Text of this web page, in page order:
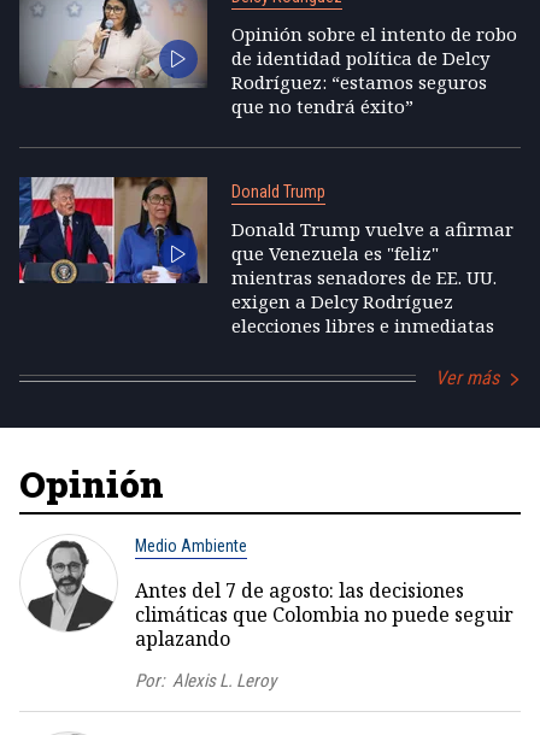
Opinión sobre el intento de robo
de identidad política de Delcy
Rodríguez: “estamos seguros
que no tendrá éxito”
Donald Trump
Donald Trump vuelve a afirmar
que Venezuela es "feliz"
mientras senadores de EE. UU.
exigen a Delcy Rodríguez
elecciones libres e inmediatas
Ver más
Opinión
Medio Ambiente
Antes del 7 de agosto: las decisiones
climáticas que Colombia no puede seguir
aplazando
Por: Alexis L. Leroy